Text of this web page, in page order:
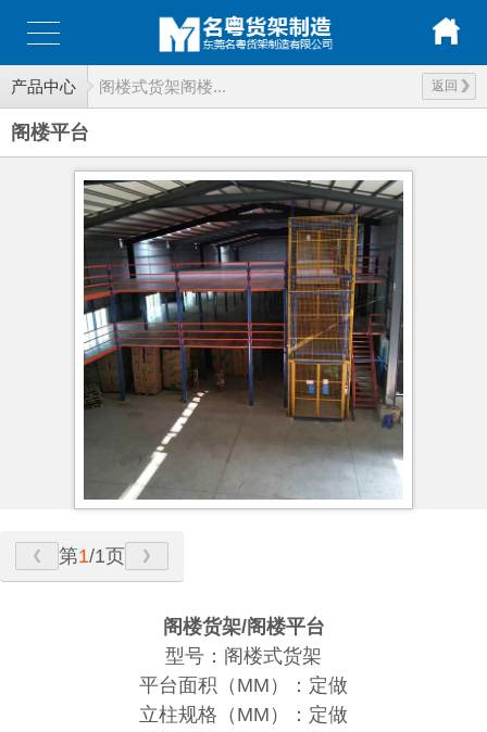
产品中心 返回
阁楼式货架阁楼...
阁楼平台
第1/1页
阁楼货架/阁楼平台
型号：阁楼式货架
平台面积（MM）：定做
立柱规格（MM）：定做